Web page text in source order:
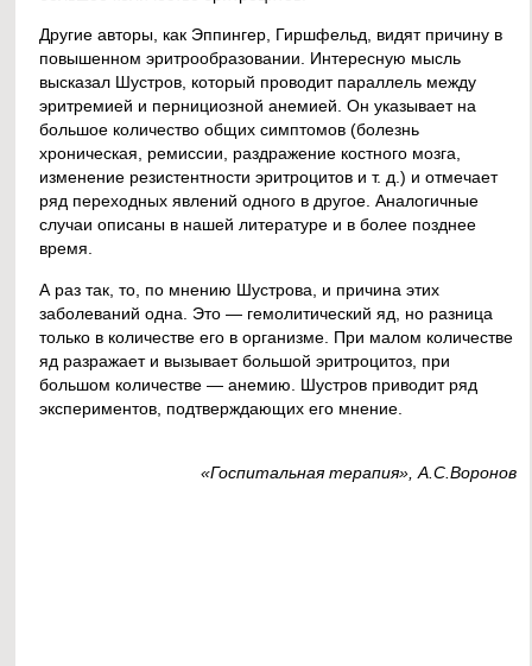
Другие авторы, как Эппингер, Гиршфельд, видят причину в
повышенном эритрообразовании. Интересную мысль
высказал Шустров, который проводит параллель между
эритремией и пернициозной анемией. Он указывает на
большое количество общих симптомов (болезнь
хроническая, ремиссии, раздражение костного мозга,
изменение резистентности эритроцитов и т. д.) и отмечает
ряд переходных явлений одного в другое. Аналогичные
случаи описаны в нашей литературе и в более позднее
время.
А раз так, то, по мнению Шустрова, и причина этих
заболеваний одна. Это — гемолитический яд, но разница
только в количестве его в организме. При малом количестве
яд разражает и вызывает большой эритроцитоз, при
большом количестве — анемию. Шустров приводит ряд
экспериментов, подтверждающих его мнение.
«Госпитальная терапия», А.С.Воронов